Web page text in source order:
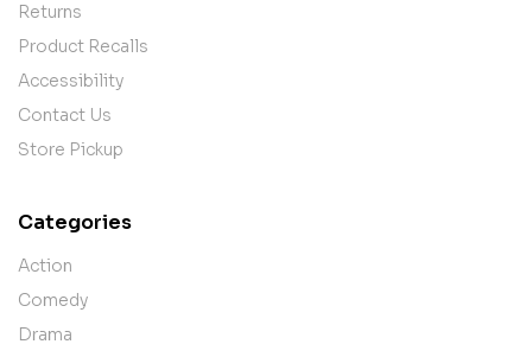
Returns
Product Recalls
Accessibility
Contact Us
Store Pickup
Categories
Action
Comedy
Drama